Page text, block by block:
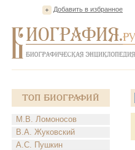
Добавить в избранное
Топ Биографий
М.В. Ломоносов
В.А. Жуковский
А.С. Пушкин